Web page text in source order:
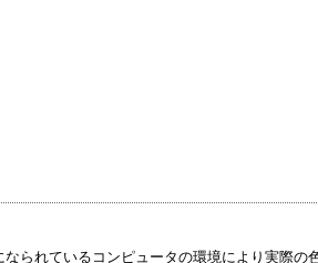
られているコンピュータの環境により実際の